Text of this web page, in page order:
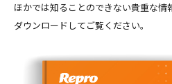
ほかでは知ることのできない貴重な
ダウンロードしてご覧ください。